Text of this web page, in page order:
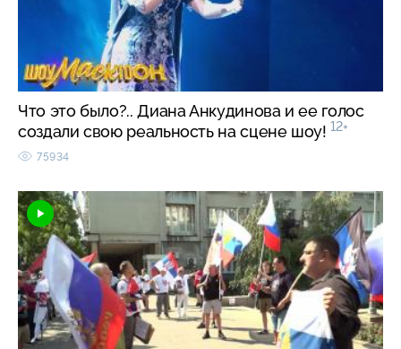
Что это было?.. Диана Анкудинова и ее голос
создали свою реальность на сцене шоу! 12+
75934